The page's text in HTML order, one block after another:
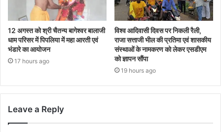
12 अगस्त को श्री चैतन्य बागेश्वर बालाजी
धाम परिसर में पिपलिया में महा आरती एवं
भंडारे का आयोजन
17 hours ago
विश्व आदिवासी दिवस पर निकली रैली,
राजा सत्ताजी भील की प्रतिमा एवं शासकीय
संस्थाओं के नामकरण को लेकर एसडीएम
को ज्ञापन सौंपा
19 hours ago
Leave a Reply